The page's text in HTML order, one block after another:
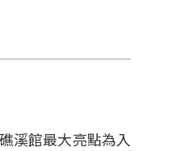
溪館最大亮點為入